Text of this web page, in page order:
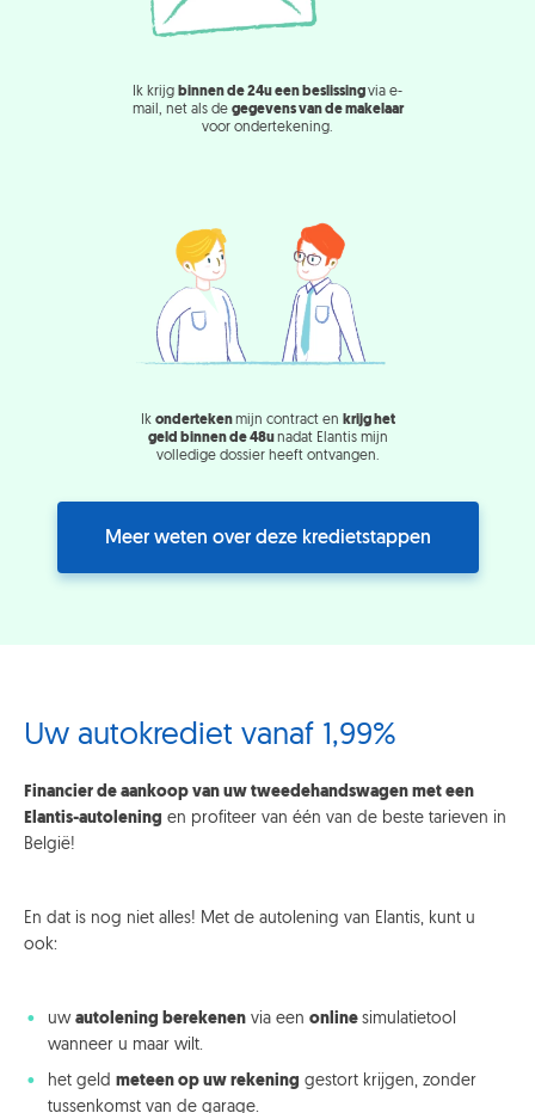
Ik krijg binnen de 24u een beslissingvia e-
mail, net als de gegevens van de makelaar
voor ondertekening.
Ik ondertekenmijn contract en krijg het
geld binnen de 48unadat Elantis mijn
volledige dossier heeft ontvangen.
Meer weten over deze kredietstappen
Uw autokrediet vanaf 1,99%
Financier de aankoop van uw tweedehandswagen met een
Elantis-autolening en profiteer van één van de beste tarieven in
België!
En dat is nog niet alles! Met de autolening van Elantis, kunt u
ook:
uw autolening berekenenvia een online simulatietool
wanneer u maar wilt.
het geld meteen op uw rekening gestort krijgen, zonder
tussenkomst van de garage.